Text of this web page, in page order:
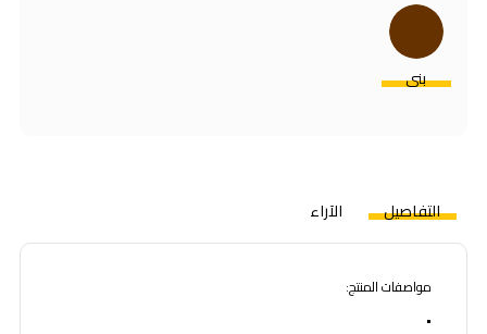
بني
التفاصيل الآراء
مواصفات المنتج:
•